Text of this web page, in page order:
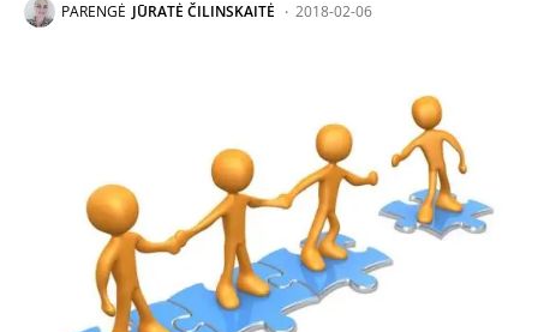
PARENGĖ JŪRATĖ ČILINSKAITĖ 2018-02-06